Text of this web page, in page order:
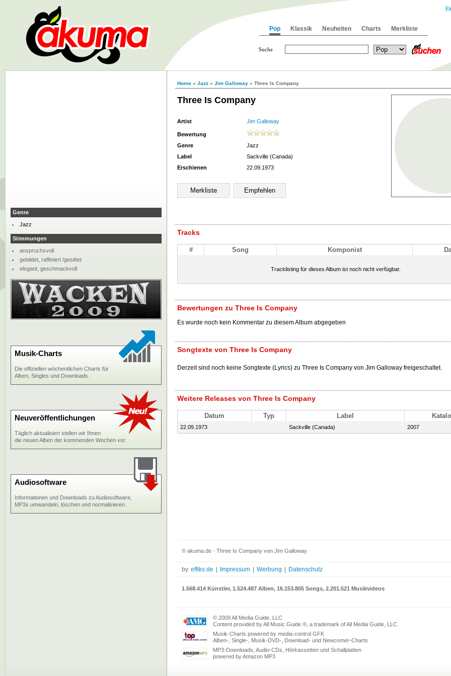
Home » Jazz » Jim Galloway » Three Is Company
Three Is Company
Artist Jim Galloway
Bewertung
Genre
Jazz
Label
Sackville (Canada)
Erschienen
22.09.1973
Tracks
# Song Komponist
Tracklisting für dieses Album ist noch nicht verfügbar.
Bewertungen zu Three Is Company
Es wurde noch kein Kommentar zu diesem Album abgegeben
Songtexte von Three Is Company
Derzeit sind noch keine Songtexte (Lyrics) zu Three Is Company von Jim Galloway freigeschaltet.
Weitere Releases von Three Is Company
Datum Typ Label
22.09.1973 Sackville (Canada) 2007
Genre
Jazz
Stimmungen
anspruchsvoll
gebildet, raffiniert /gesittet
elegant, geschmackvoll
Musik-Charts
Die offiziellen wöchentlichen Charts für
Alben, Singles und Downloads.
Neuveröffentlichungen
Täglich aktualisiert stellen wir Ihnen
die neuen Alben der kommenden Wochen vor.
Audiosoftware
Informationen und Downloads zu Audiosoftware,
MP3s umwandeln, löschen und normalisieren.
© akuma.de - Three Is Company von Jim Galloway
by effiks.de Impressum Werbung Datenschutz
1.568.414 Künstler, 1.524.487 Alben, 16.153.805 Songs, 2.201.521 Musikvideos
© 2009 All Media Guide, LLC
Content provided by All Music Guide ®, a trademark of All Media Guide, LLC.
Musik-Charts powered by media-control GFK
Alben-, Single-, Musik-DVD-, Download- und Newcomer-Charts
MP3-Downloads, Audio-CDs, Hörkassetten und Schallplatten
powered by Amazon MP3
Pop Klassik Neuheiten Charts Merkliste
Suche